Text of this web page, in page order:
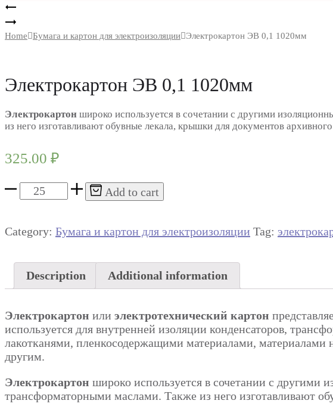
Product
navigation
К-120
Электрокартон
ЭВ
Home Бумага и картон для электроизоляции Электрокартон ЭВ 0,1 1020мм
Электрокартон ЭВ 0,1 1020мм
Электрокартон широко используется в сочетании с другими
из него изготавливают обувные лекала, крышки для документов
325.00 ₽
Электрокартон
1020мм
Add to cart
Category: Бумага и картон для электроизоляции Tag:
Description Additional information
Электрокартон или электротехнический картон
используется для внутренней изоляции конденсаторов,
лакотканями, пленкосодержащими материалами,
другим.
Электрокартон широко используется в сочетании с
трансформаторными маслами. Также из него изготавливают